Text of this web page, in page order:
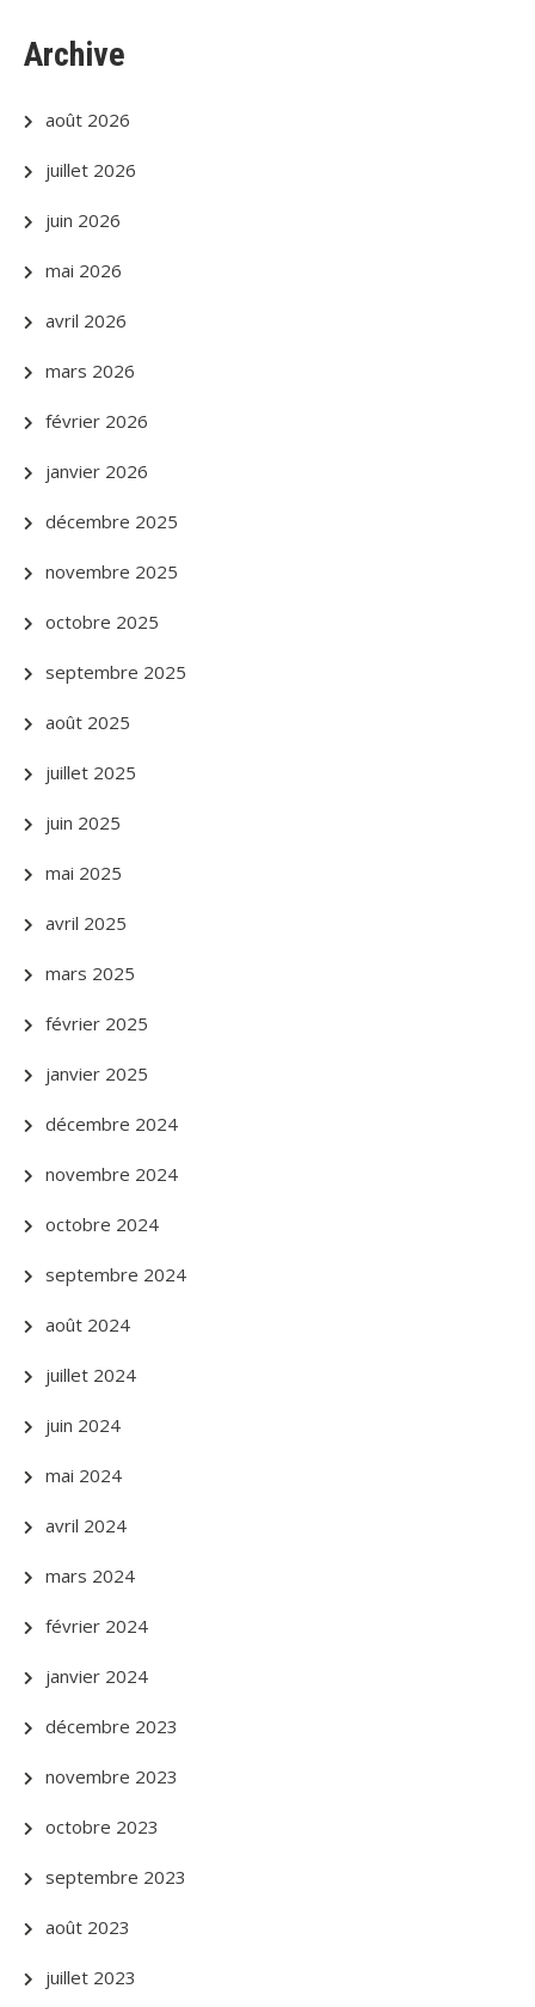
Archive
août 2026
juillet 2026
juin 2026
mai 2026
avril 2026
mars 2026
février 2026
janvier 2026
décembre 2025
novembre 2025
octobre 2025
septembre 2025
août 2025
juillet 2025
juin 2025
mai 2025
avril 2025
mars 2025
février 2025
janvier 2025
décembre 2024
novembre 2024
octobre 2024
septembre 2024
août 2024
juillet 2024
juin 2024
mai 2024
avril 2024
mars 2024
février 2024
janvier 2024
décembre 2023
novembre 2023
octobre 2023
septembre 2023
août 2023
juillet 2023